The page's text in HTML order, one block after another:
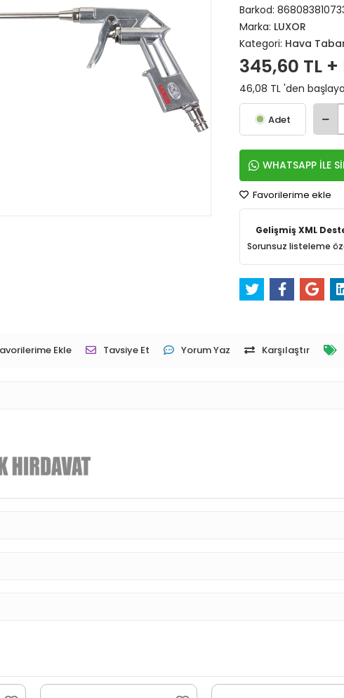
Barkod:
Marka: LUXOR
Kategori: Hava
345,60 TL +
46,08 TL 'den
Adet
WHATSAPP İLE
Favorilerime ekle
Gelişmiş XML
Sorunsuz listeleme
Ekle Tavsiye Et Yorum Yaz Karşılaştır